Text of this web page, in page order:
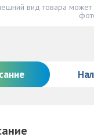
вид товара может